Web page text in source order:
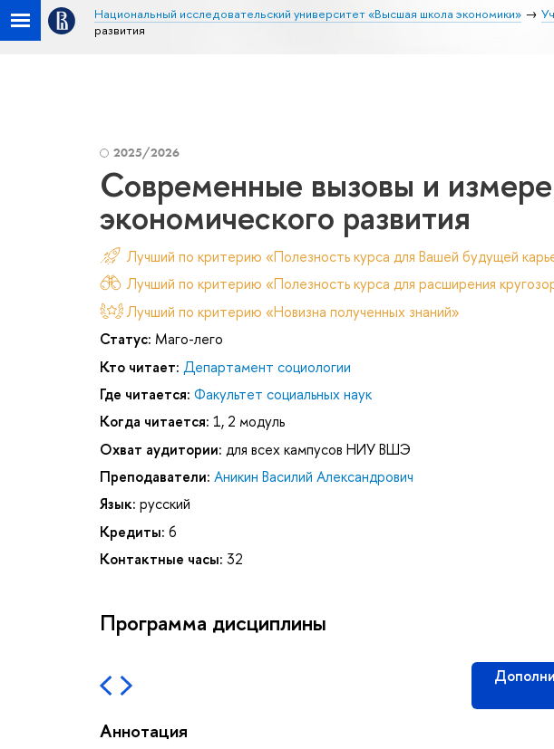
Национальный исследовательский университет «Высшая школа экономики»
развития
2025/2026
Современные вызовы и
экономического развития
Лучший по критерию «Полезность курса для Вашей будущей
Лучший по критерию «Полезность курса для расширения
Лучший по критерию «Новизна полученных знаний»
Статус: Маго-лего
Кто читает: Департамент социологии
Где читается: Факультет социальных наук
Когда читается: 1, 2 модуль
Охват аудитории: для всех кампусов НИУ ВШЭ
Преподаватели: Аникин Василий Александрович
Язык: русский
Кредиты: 6
Контактные часы: 32
Программа дисциплины
Аннотация